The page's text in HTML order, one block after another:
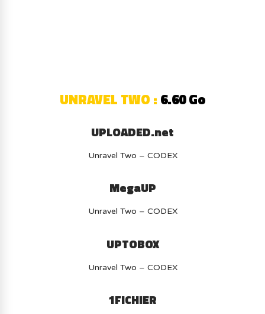
UNRAVEL TWO :6.60 Go
UPLOADED.net
Unravel Two – CODEX
MegaUP
Unravel Two – CODEX
UPTOBOX
Unravel Two – CODEX
1FICHIER